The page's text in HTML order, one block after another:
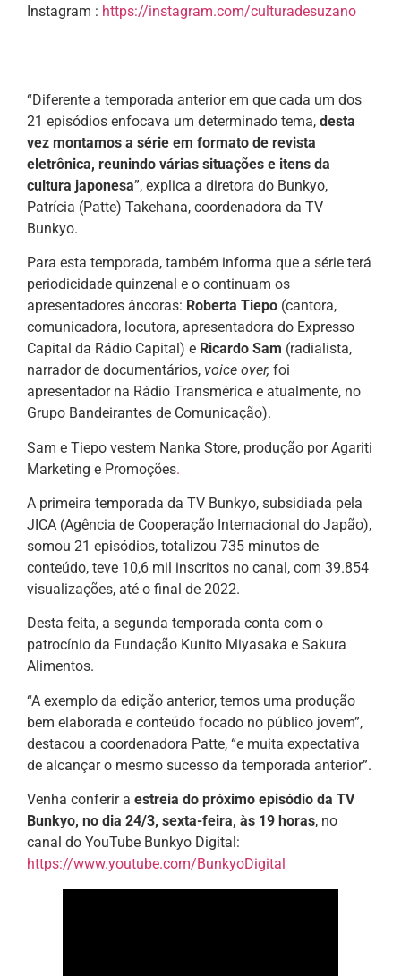
Instagram : https://instagram.com/culturadesuzano
“Diferente a temporada anterior em que cada um dos
21 episódios enfocava um determinado tema, desta
vez montamos a série em formato de revista
eletrônica, reunindo várias situações e itens da
cultura japonesa”, explica a diretora do Bunkyo,
Patrícia (Patte) Takehana, coordenadora da TV
Bunkyo.
Para esta temporada, também informa que a série terá
periodicidade quinzenal e o continuam os
apresentadores âncoras: Roberta Tiepo (cantora,
comunicadora, locutora, apresentadora do Expresso
Capital da Rádio Capital) e Ricardo Sam (radialista,
narrador de documentários, voice over, foi
apresentador na Rádio Transmérica e atualmente, no
Grupo Bandeirantes de Comunicação).
Sam e Tiepo vestem Nanka Store, produção por Agariti
Marketing e Promoções.
A primeira temporada da TV Bunkyo, subsidiada pela
JICA (Agência de Cooperação Internacional do Japão),
somou 21 episódios, totalizou 735 minutos de
conteúdo, teve 10,6 mil inscritos no canal, com 39.854
visualizações, até o final de 2022.
Desta feita, a segunda temporada conta com o
patrocínio da Fundação Kunito Miyasaka e Sakura
Alimentos.
“A exemplo da edição anterior, temos uma produção
bem elaborada e conteúdo focado no público jovem”,
destacou a coordenadora Patte, “e muita expectativa
de alcançar o mesmo sucesso da temporada anterior”.
Venha conferir a estreia do próximo episódio da TV
Bunkyo, no dia 24/3, sexta-feira, às 19 horas, no
canal do YouTube Bunkyo Digital:
https://www.youtube.com/BunkyoDigital